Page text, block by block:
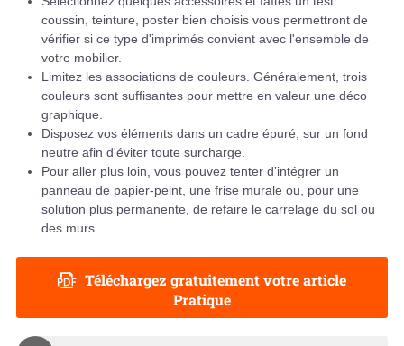
coussin, teinture, poster bien choisis vous permettront de
vérifier si ce type d'imprimés convient avec l'ensemble de
votre mobilier.
Limitez les associations de couleurs. Généralement, trois
couleurs sont suffisantes pour mettre en valeur une déco
graphique.
Disposez vos éléments dans un cadre épuré, sur un fond
neutre afin d'éviter toute surcharge.
Pour aller plus loin, vous pouvez tenter d’intégrer un
panneau de papier-peint, une frise murale ou, pour une
solution plus permanente, de refaire le carrelage du sol ou
des murs.
Téléchargez gratuitement votre article
Pratique